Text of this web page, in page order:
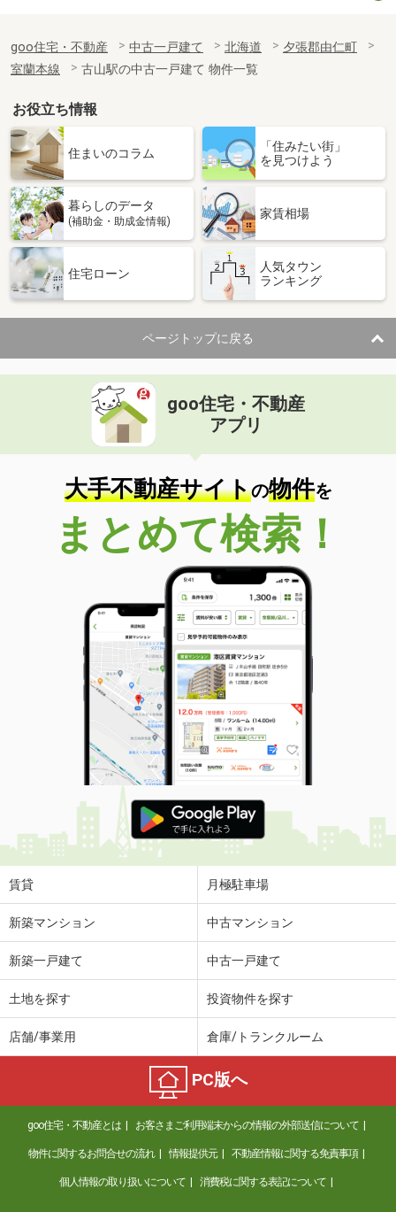
goo住宅・不動産 中古一戸建て 北海道
夕張郡由仁町
室蘭本線
古山駅の中古一戸建て 物件一覧
お役立ち情報
住まいのコラム
「住みたい街」
を見つけよう
暮らしのデータ
(補助金・助成金情報)
家賃相場
住宅ローン
人気タウン
ランキング
ページトップに戻る
goo住宅・不動産
アプリ
大手不動産サイトの物件を
まとめて検索！
賃貸 月極駐車場
新築マンション 中古マンション
新築一戸建て 中古一戸建て
土地を探す 投資物件を探す
店舗/事業用 倉庫/トランクルーム
PC版へ
goo住宅・不動産とは お客さまご利用端末からの情報の外部送信について
物件に関するお問合せの流れ 情報提供元 不動産情報に関する免責事項
個人情報の取り扱いについて 消費税に関する表記について